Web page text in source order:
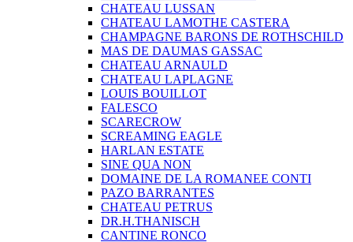
CHATEAU LUSSAN
CHATEAU LAMOTHE CASTERA
CHAMPAGNE BARONS DE ROTHSCHILD
MAS DE DAUMAS GASSAC
CHATEAU ARNAULD
CHATEAU LAPLAGNE
LOUIS BOUILLOT
FALESCO
SCARECROW
SCREAMING EAGLE
HARLAN ESTATE
SINE QUA NON
DOMAINE DE LA ROMANEE CONTI
PAZO BARRANTES
CHATEAU PETRUS
DR.H.THANISCH
CANTINE RONCO